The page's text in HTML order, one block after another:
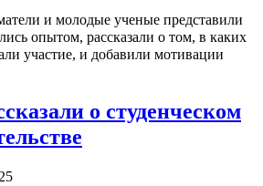
и молодые ученые представили
опытом, рассказали о том, в каких
участие, и добавили мотивации
о студенческом